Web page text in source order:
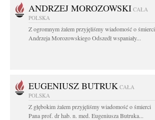
ANDRZEJ MOROZOWSKI CAŁA
POLSKA
Z ogromnym żalem przyjęliśmy wiadomość o śmierci
Andrzeja Morozowskiego Odszedł wspaniały...
EUGENIUSZ BUTRUK CAŁA
POLSKA
Z głębokim żalem przyjęliśmy wiadomość o śmierci
Pana prof. dr hab. n. med. Eugeniusza Butruka...